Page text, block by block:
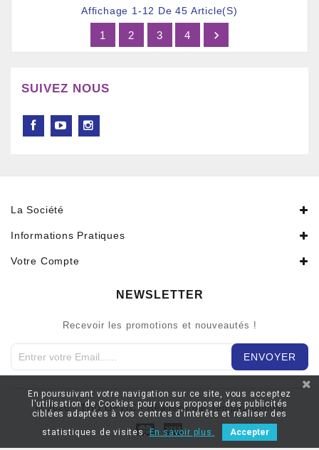
Affichage 1-12 De 45 Article(s)
1 2 3 4 
SUIVEZ NOUS
La Société
Informations Pratiques
Votre Compte
NEWSLETTER
Recevoir les promotions et nouveautés !
© 2026 - THD OPTIC - Réaliseé par Tempus Donum
En poursuivant votre navigation sur ce site, vous acceptez
l'utilisation de Cookies pour vous proposer des publicités
ciblées adaptées à vos centres d'intérêts et réaliser des
statistiques de visites.En savoir plus. Accepter